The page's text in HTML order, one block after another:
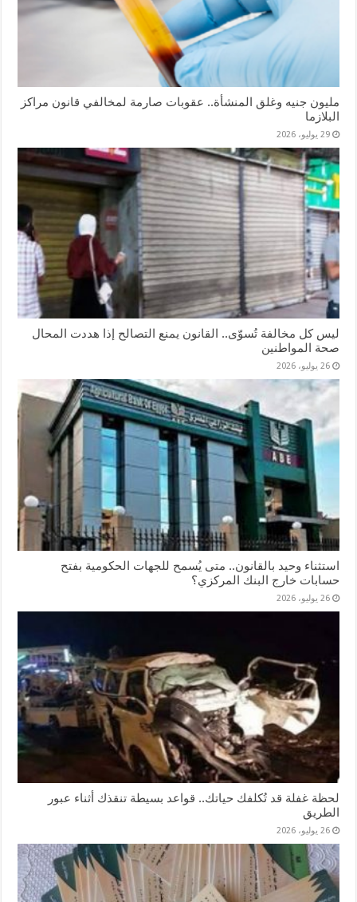
مليون جنيه وغلق المنشأة.. عقوبات صارمة لمخالفي قانون مراكز
البلازما
29 يوليو، 2026
ليس كل مخالفة تُسوّى.. القانون يمنع التصالح إذا هددت المحال
صحة المواطنين
26 يوليو، 2026
استثناء وحيد بالقانون.. متى يُسمح للجهات الحكومية بفتح
حسابات خارج البنك المركزي؟
26 يوليو، 2026
لحظة غفلة قد تُكلفك حياتك.. قواعد بسيطة تنقذك أثناء عبور
الطريق
26 يوليو، 2026